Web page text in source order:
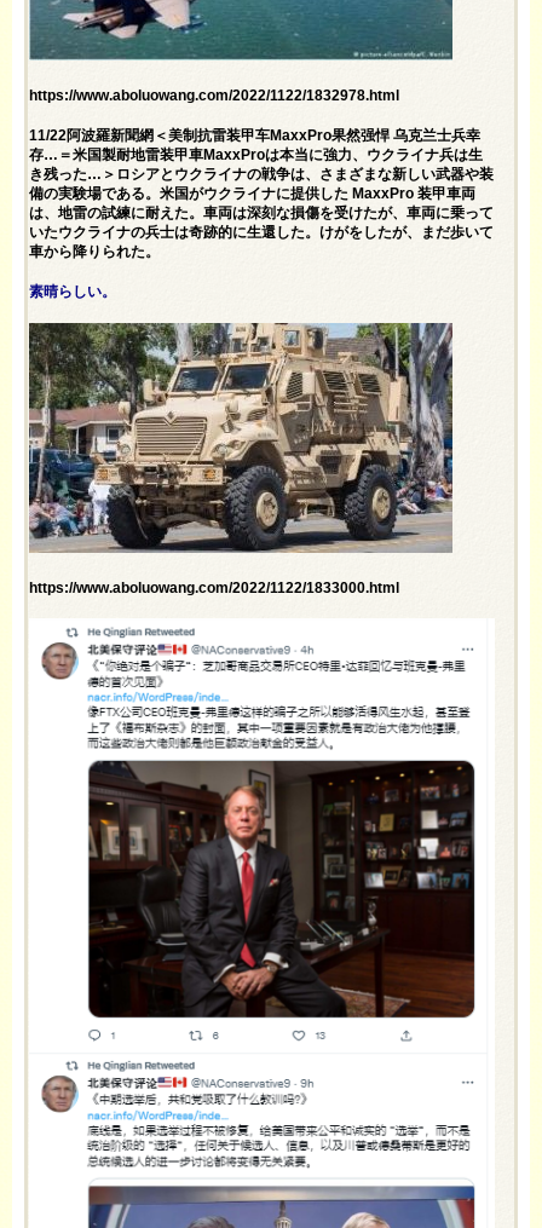
https://www.aboluowang.com/2022/1122/1832978.html
11/22阿波羅新聞網＜美制抗雷装甲车MaxxPro果然强悍 乌克兰士兵幸
存…＝米国製耐地雷装甲車MaxxProは本当に強力、ウクライナ兵は生
き残った…＞ロシアとウクライナの戦争は、さまざまな新しい武器や装
備の実験場である。米国がウクライナに提供した MaxxPro 装甲車両
は、地雷の試練に耐えた。車両は深刻な損傷を受けたが、車両に乗って
いたウクライナの兵士は奇跡的に生還した。けがをしたが、まだ歩いて
車から降りられた。
素晴らしい。
https://www.aboluowang.com/2022/1122/1833000.html